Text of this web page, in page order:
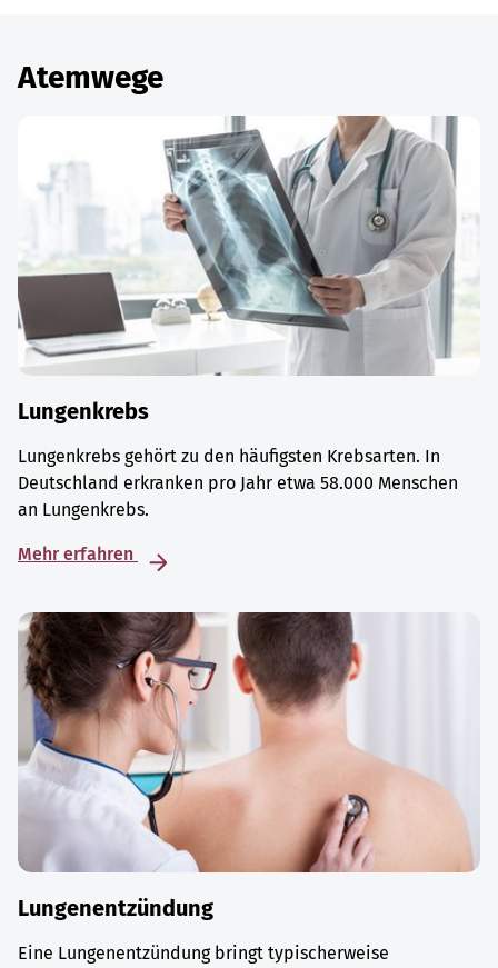
Atemwege
Lungenkrebs
Lungenkrebs gehört zu den häufigsten Krebsarten. In
Deutschland erkranken pro Jahr etwa 58.000 Menschen
an Lungenkrebs.
Mehr erfahren
Lungenentzündung
Eine Lungenentzündung bringt typischerweise